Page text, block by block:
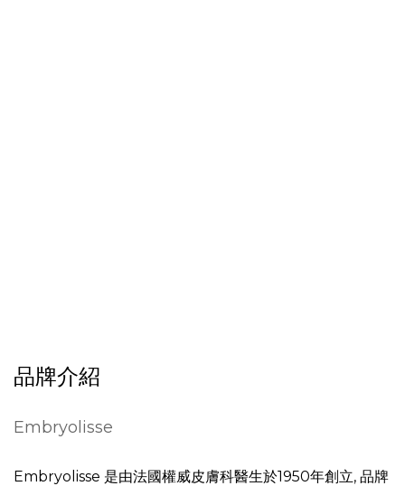
品牌介紹
Embryolisse
Embryolisse 是由法國權威皮膚科醫生於1950年創立, 品牌